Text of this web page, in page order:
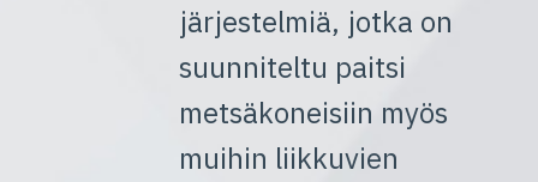
järjestelmiä, jotka on
suunniteltu paitsi
metsäkoneisiin myös
muihin liikkuvien